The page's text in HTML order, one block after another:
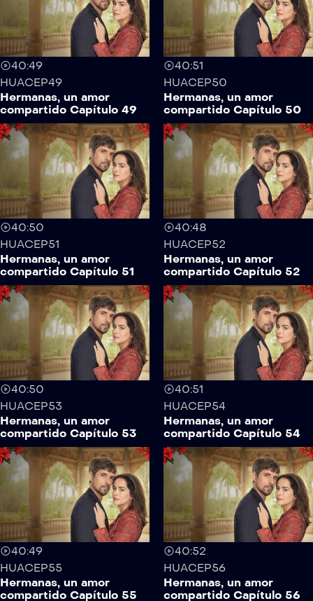
40:49
HUACEP49
Hermanas, un amor
compartido Capítulo 49
40:51
HUACEP50
Hermanas, un amor
compartido Capítulo 50
40:50
HUACEP51
Hermanas, un amor
compartido Capítulo 51
40:48
HUACEP52
Hermanas, un amor
compartido Capítulo 52
40:50
HUACEP53
Hermanas, un amor
compartido Capítulo 53
40:51
HUACEP54
Hermanas, un amor
compartido Capítulo 54
40:49
HUACEP55
Hermanas, un amor
compartido Capítulo 55
40:52
HUACEP56
Hermanas, un amor
compartido Capítulo 56